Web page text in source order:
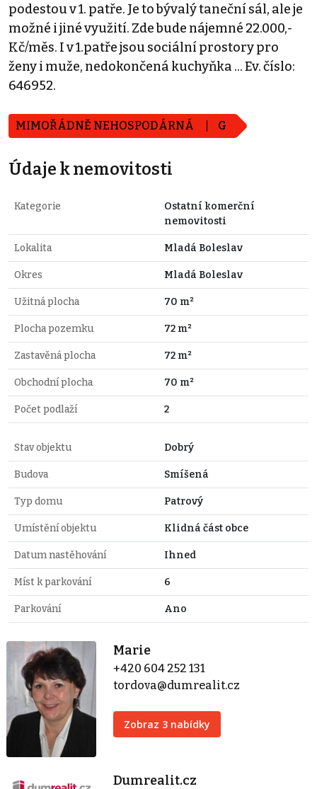
podestou v 1. patře. Je to bývalý taneční sál, ale je
možné i jiné využití. Zde bude nájemné 22.000,-
Kč/měs. I v 1.patře jsou sociální prostory pro
ženy i muže, nedokončená kuchyňka ... Ev. číslo:
646952.
MIMOŘÁDNĚ NEHOSPODÁRNÁ G
Údaje k nemovitosti
Kategorie
Ostatní komerční
nemovitosti
Lokalita Mladá Boleslav
Okres Mladá Boleslav
Užitná plocha 70 m²
Plocha pozemku 72 m²
Zastavěná plocha 72 m²
Obchodní plocha 70 m²
Počet podlaží 2
Stav objektu Dobrý
Budova Smíšená
Typ domu Patrový
Umístění objektu Klidná část obce
Datum nastěhování Ihned
Míst k parkování 6
Parkování Ano
Marie
+420 604 252 131
tordova@dumrealit.cz
Zobraz 3 nabídky
Dumrealit.cz